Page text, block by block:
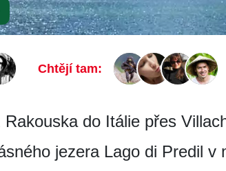
Chtějí tam:
Rakouska do Itálie přes
jezera Lago di Predil